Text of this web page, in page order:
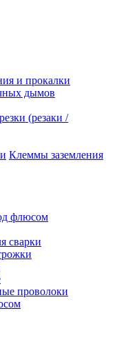
и прокалки
дымов
(резаки /
Клеммы заземления
флюсом
сварки
проволоки